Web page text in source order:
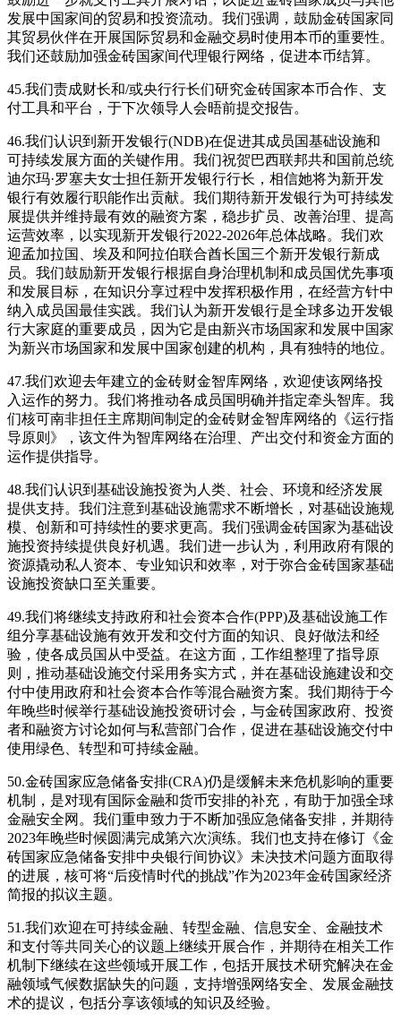
发展中国家间的贸易和投资流动。我们强调，鼓励金砖国家同
其贸易伙伴在开展国际贸易和金融交易时使用本币的重要性。
我们还鼓励加强金砖国家间代理银行网络，促进本币结算。
45.我们责成财长和/或央行行长们研究金砖国家本币合作、支
付工具和平台，于下次领导人会晤前提交报告。
46.我们认识到新开发银行(NDB)在促进其成员国基础设施和
可持续发展方面的关键作用。我们祝贺巴西联邦共和国前总统
迪尔玛·罗塞夫女士担任新开发银行行长，相信她将为新开发
银行有效履行职能作出贡献。我们期待新开发银行为可持续发
展提供并维持最有效的融资方案，稳步扩员、改善治理、提高
运营效率，以实现新开发银行2022-2026年总体战略。我们欢
迎孟加拉国、埃及和阿拉伯联合酋长国三个新开发银行新成
员。我们鼓励新开发银行根据自身治理机制和成员国优先事项
和发展目标，在知识分享过程中发挥积极作用，在经营方针中
纳入成员国最佳实践。我们认为新开发银行是全球多边开发银
行大家庭的重要成员，因为它是由新兴市场国家和发展中国家
为新兴市场国家和发展中国家创建的机构，具有独特的地位。
47.我们欢迎去年建立的金砖财金智库网络，欢迎使该网络投
入运作的努力。我们将推动各成员国明确并指定牵头智库。我
们核可南非担任主席期间制定的金砖财金智库网络的《运行指
导原则》，该文件为智库网络在治理、产出交付和资金方面的
运作提供指导。
48.我们认识到基础设施投资为人类、社会、环境和经济发展
提供支持。我们注意到基础设施需求不断增长，对基础设施规
模、创新和可持续性的要求更高。我们强调金砖国家为基础设
施投资持续提供良好机遇。我们进一步认为，利用政府有限的
资源撬动私人资本、专业知识和效率，对于弥合金砖国家基础
设施投资缺口至关重要。
49.我们将继续支持政府和社会资本合作(PPP)及基础设施工作
组分享基础设施有效开发和交付方面的知识、良好做法和经
验，使各成员国从中受益。在这方面，工作组整理了指导原
则，推动基础设施交付采用务实方式，并在基础设施建设和交
付中使用政府和社会资本合作等混合融资方案。我们期待于今
年晚些时候举行基础设施投资研讨会，与金砖国家政府、投资
者和融资方讨论如何与私营部门合作，促进在基础设施交付中
使用绿色、转型和可持续金融。
50.金砖国家应急储备安排(CRA)仍是缓解未来危机影响的重要
机制，是对现有国际金融和货币安排的补充，有助于加强全球
金融安全网。我们重申致力于不断加强应急储备安排，并期待
2023年晚些时候圆满完成第六次演练。我们也支持在修订《金
砖国家应急储备安排中央银行间协议》未决技术问题方面取得
的进展，核可将“后疫情时代的挑战”作为2023年金砖国家经济
简报的拟议主题。
51.我们欢迎在可持续金融、转型金融、信息安全、金融技术
和支付等共同关心的议题上继续开展合作，并期待在相关工作
机制下继续在这些领域开展工作，包括开展技术研究解决在金
融领域气候数据缺失的问题，支持增强网络安全、发展金融技
术的提议，包括分享该领域的知识及经验。